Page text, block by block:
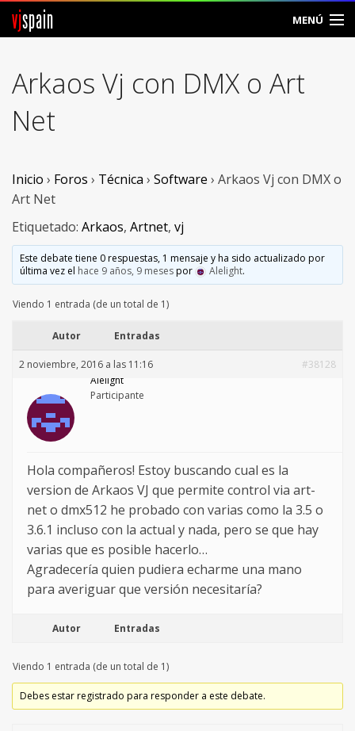
vjspain MENÚ
Foros
Noticias
Vjspain
Ayuda
Contacto
Entrar
Arkaos Vj con DMX o Art
Net
Inicio › Foros › Técnica › Software › Arkaos Vj con DMX o
Art Net
Etiquetado: Arkaos, Artnet, vj
Este debate tiene 0 respuestas, 1 mensaje y ha sido actualizado por
última vez el hace 9 años, 9 mesespor Alelight.
Viendo 1 entrada (de un total de 1)
Autor Entradas
2 noviembre, 2016 a las 11:16
#38128
Alelight
Participante
Hola compañeros! Estoy buscando cual es la
version de Arkaos VJ que permite control via art-
net o dmx512 he probado con varias como la 3.5 o
3.6.1 incluso con la actual y nada, pero se que hay
varias que es posible hacerlo…
Agradecería quien pudiera echarme una mano
para averiguar que versión necesitaría?
Autor Entradas
Viendo 1 entrada (de un total de 1)
Debes estar registrado para responder a este debate.